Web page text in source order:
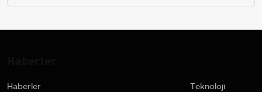
Haberler
Teknoloji